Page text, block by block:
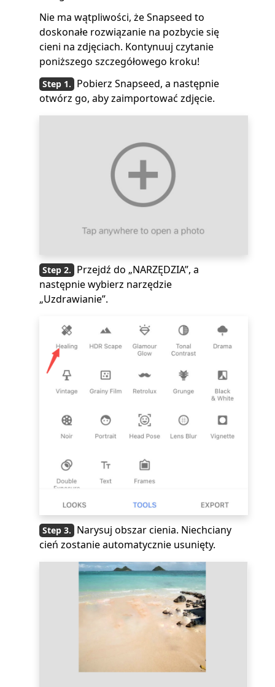
Nie ma wątpliwości, że Snapseed to
doskonałe rozwiązanie na pozbycie się
cieni na zdjęciach. Kontynuuj czytanie
poniższego szczegółowego kroku!
Pobierz Snapseed, a następnie
otwórz go, aby zaimportować zdjęcie.
Przejdź do „NARZĘDZIA”, a
następnie wybierz narzędzie
„Uzdrawianie”.
Narysuj obszar cienia. Niechciany
cień zostanie automatycznie usunięty.